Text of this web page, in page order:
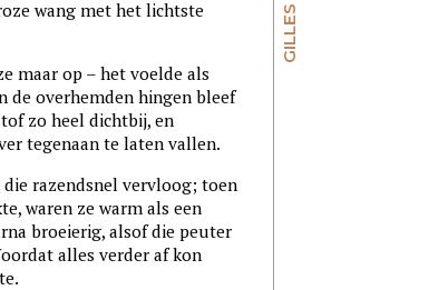
wang met het lichtste
maar op – het voelde als
de overhemden hingen bleef
zo heel dichtbij, en
tegenaan te laten vallen.
razendsnel vervloog; toen
waren ze warm als een
broeierig, alsof die peuter
alles verder af kon